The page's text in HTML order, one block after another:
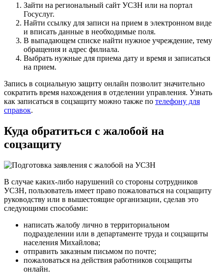
Зайти на региональный сайт УСЗН или на портал
Госуслуг.
Найти ссылку для записи на прием в электронном виде
и вписать данные в необходимые поля.
В выпадающем списке найти нужное учреждение, тему
обращения и адрес филиала.
Выбрать нужные для приема дату и время и записаться
на прием.
Запись в социальную защиту онлайн позволит значительно
сократить время нахождения в отделении управления. Узнать
как записаться в соцзащиту можно также по телефону для
справок.
Куда обратиться с жалобой на
соцзащиту
В случае каких-либо нарушений со стороны сотрудников
УСЗН, пользователь имеет право пожаловаться на соцзащиту
руководству или в вышестоящие организации, сделав это
следующими способами:
написать жалобу лично в территориальном
подразделении или в департаменте труда и соцзащиты
населения Михайлова;
отправить заказным письмом по почте;
пожаловаться на действия работников соцзащиты
онлайн.